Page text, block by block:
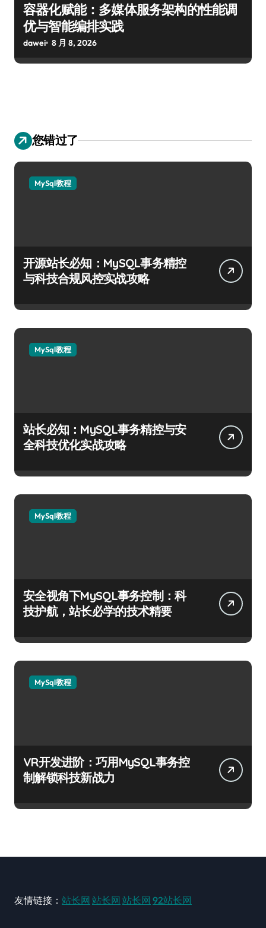
容器化赋能：多媒体服务架构的性能调
优与智能编排实践
dawei 8 月 8, 2026
您错过了
MySql教程
开源站长必知：MySQL事务精控
与科技合规风控实战攻略
MySql教程
站长必知：MySQL事务精控与安
全科技优化实战攻略
MySql教程
安全视角下MySQL事务控制：科
技护航，站长必学的技术精要
MySql教程
VR开发进阶：巧用MySQL事务控
制解锁科技新战力
友情链接： 站长网 站长网 站长网 92站长网